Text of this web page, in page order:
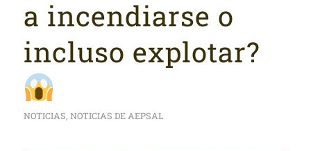
a incendiarse o
incluso explotar?
NOTICIAS, NOTICIAS DE AEPSAL